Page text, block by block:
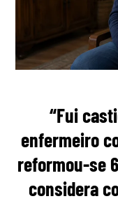
“Fui
enfermeiro
reformou-se
considera